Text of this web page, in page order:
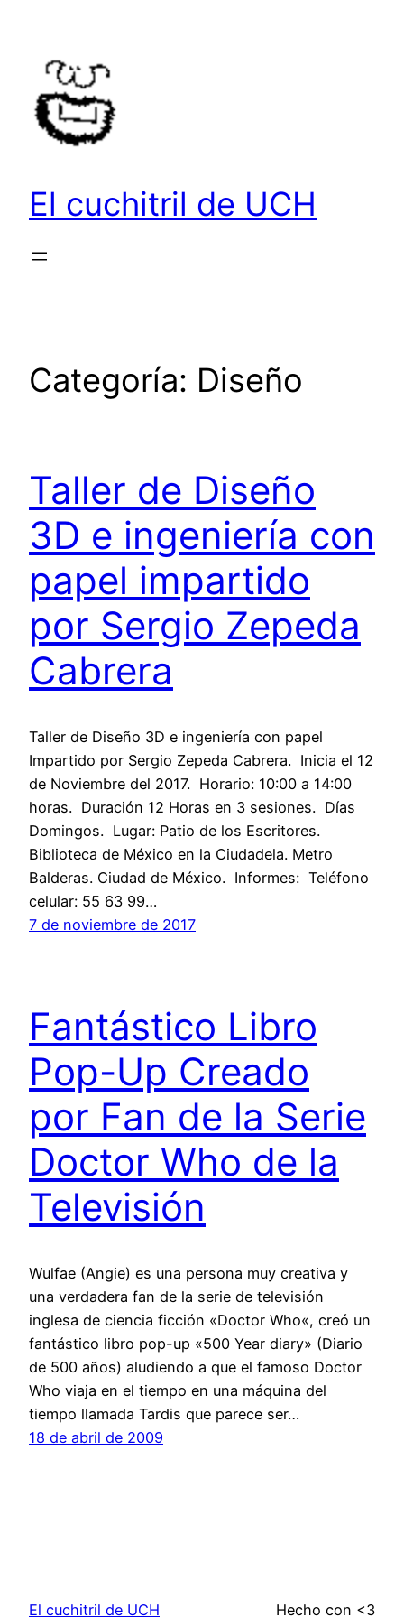
contenido
El cuchitril de UCH
Categoría: Diseño
Taller de Diseño
3D e ingeniería con
papel impartido
por Sergio Zepeda
Cabrera
Taller de Diseño 3D e ingeniería con papel
Impartido por Sergio Zepeda Cabrera. Inicia el 12
de Noviembre del 2017. Horario: 10:00 a 14:00
horas. Duración 12 Horas en 3 sesiones. Días
Domingos. Lugar: Patio de los Escritores.
Biblioteca de México en la Ciudadela. Metro
Balderas. Ciudad de México. Informes: Teléfono
celular: 55 63 99…
7 de noviembre de 2017
Fantástico Libro
Pop-Up Creado
por Fan de la Serie
Doctor Who de la
Televisión
Wulfae (Angie) es una persona muy creativa y
una verdadera fan de la serie de televisión
inglesa de ciencia ficción «Doctor Who«, creó un
fantástico libro pop-up «500 Year diary» (Diario
de 500 años) aludiendo a que el famoso Doctor
Who viaja en el tiempo en una máquina del
tiempo llamada Tardis que parece ser…
18 de abril de 2009
El cuchitril de UCH Hecho con <3